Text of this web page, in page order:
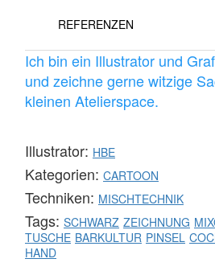
REFERENZEN
Ich bin ein Illustrator und
und zeichne gerne witzige
kleinen Atelierspace.
Illustrator: HBE
Kategorien: CARTOON
Techniken: MISCHTECHNIK
Tags: SCHWARZ ZEICHNUNG
TUSCHE BARKULTUR PINSEL
HAND